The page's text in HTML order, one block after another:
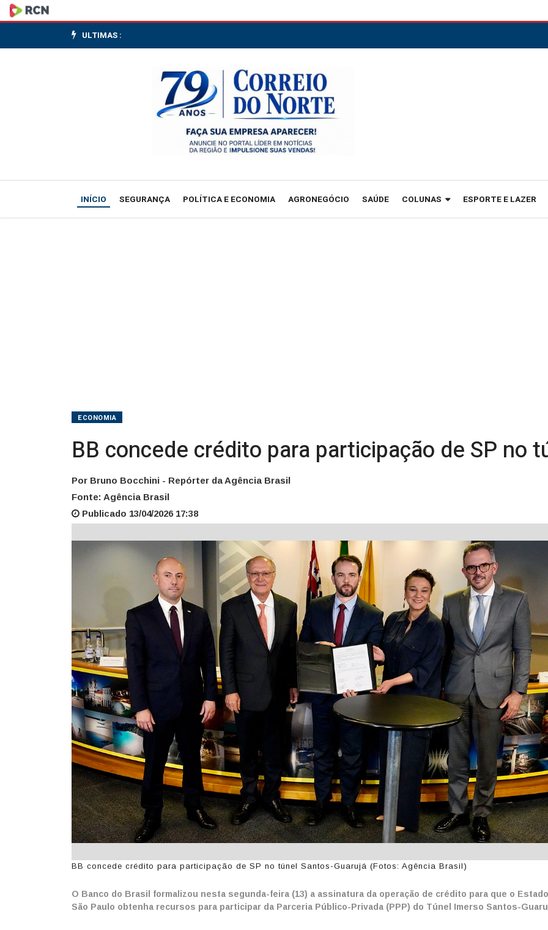
BB
concede
SP
ULTIMAS :
INÍCIO SEGURANÇA POLÍTICA E ECONOMIA AGRONEGÓCIO SAÚDE COLUNAS ESPORTE E LAZER
ECONOMIA
BB concede crédito para participação de SP no
Por Bruno Bocchini - Repórter da Agência Brasil
Fonte: Agência Brasil
Publicado 13/04/2026 17:38
BB concede crédito para participação de SP no túnel Santos-Guarujá (Fotos: Agência Brasil)
O Banco do Brasil formalizou nesta segunda-feira (13) a assinatura da operação de crédito para que o
São Paulo obtenha recursos para participar da Parceria Público-Privada (PPP) do Túnel Imerso Santos-